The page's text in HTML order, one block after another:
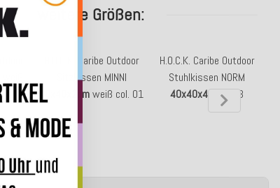
weitere Größen:
H.O.C.K. Caribe Outdoor
Sitzkissen MINNI
40x40x2cmweiß col. 01
H.O.C.K. Caribe Outdoor
Stuhlkissen NORM
40x40x4cmweiß